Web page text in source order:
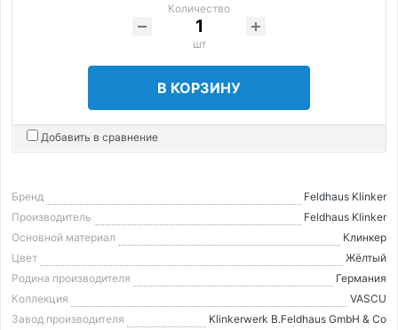
Количество
шт
В КОРЗИНУ
Добавить в сравнение
Бренд
Feldhaus Klinker
Производитель
Feldhaus Klinker
Основной материал
Клинкер
Цвет
Жёлтый
Родина производителя
Германия
Коллекция
VASCU
Завод производителя
Klinkerwerk B.Feldhaus GmbH & Co